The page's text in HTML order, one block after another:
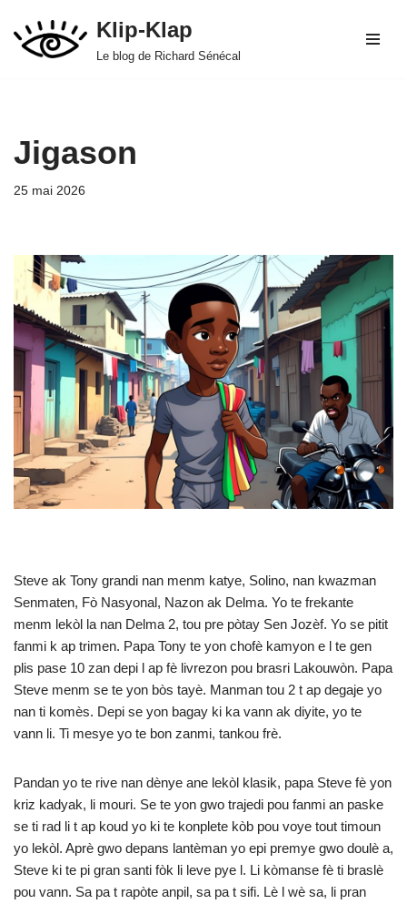
Aller
Klip-Klap
Le blog de Richard Sénécal
Jigason
25 mai 2026
Steve ak Tony grandi nan menm katye, Solino, nan kwazman
Senmaten, Fò Nasyonal, Nazon ak Delma. Yo te frekante
menm lekòl la nan Delma 2, tou pre pòtay Sen Jozèf. Yo se pitit
fanmi k ap trimen. Papa Tony te yon chofè kamyon e l te gen
plis pase 10 zan depi l ap fè livrezon pou brasri Lakouwòn. Papa
Steve menm se te yon bòs tayè. Manman tou 2 t ap degaje yo
nan ti komès. Depi se yon bagay ki ka vann ak diyite, yo te
vann li. Ti mesye yo te bon zanmi, tankou frè.
Pandan yo te rive nan dènye ane lekòl klasik, papa Steve fè yon
kriz kadyak, li mouri. Se te yon gwo trajedi pou fanmi an paske
se ti rad li t ap koud yo ki te konplete kòb pou voye tout timoun
yo lekòl. Aprè gwo depans lantèman yo epi premye gwo doulè a,
Steve ki te pi gran santi fòk li leve pye l. Li kòmanse fè ti braslè
pou vann. Sa pa t rapòte anpil, sa pa t sifi. Lè l wè sa, li pran